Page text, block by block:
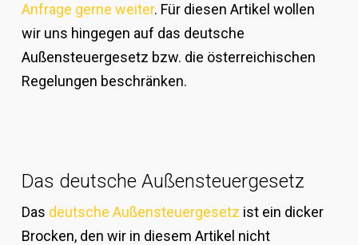
Anfrage gerne weiter. Für diesen Artikel wollen
wir uns hingegen auf das deutsche
Außensteuergesetz bzw. die österreichischen
Regelungen beschränken.
Das deutsche Außensteuergesetz
Das deutsche Außensteuergesetz ist ein dicker
Brocken, den wir in diesem Artikel nicht